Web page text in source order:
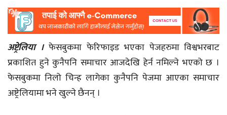
अष्ट्रेलिया । फेसबुकमा फेरिफाइड भएका पेजहरुमा विश्वभरबाट
प्रकाशित हुने कुनैपनि समाचार आजदेखि हेर्न नमिल्ने भएको छ ।
फेसबुकमा निलो चिन्ह लागेका कुनैपनि पेजमा आएका समाचार
अष्ट्रेलियामा भने खुल्ने छैनन् ।